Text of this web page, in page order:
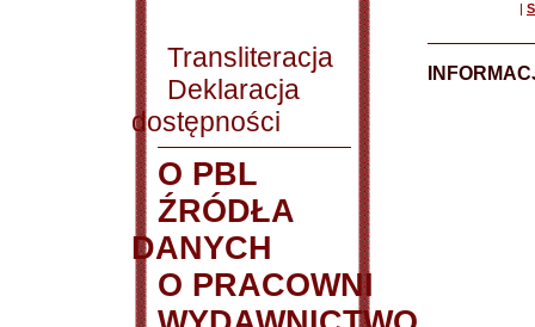
Transliteracja
Deklaracja
dostępności
O PBL
ŹRÓDŁA
DANYCH
O PRACOWNI
|